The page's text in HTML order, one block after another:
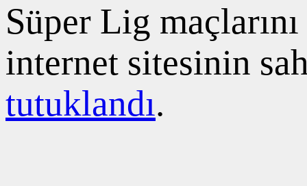
Süper Lig
internet sitesinin
tutuklandı.